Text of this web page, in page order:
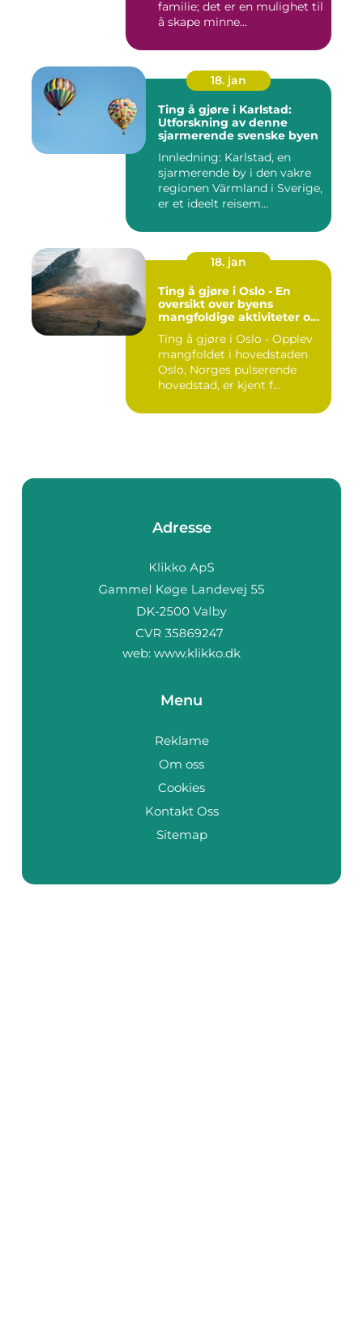
familie; det er en mulighet til
å skape minne...
18. jan
Ting å gjøre i Karlstad:
Utforskning av denne
sjarmerende svenske byen
Innledning: Karlstad, en
sjarmerende by i den vakre
regionen Värmland i Sverige,
er et ideelt reisem...
18. jan
Ting å gjøre i Oslo - En
oversikt over byens
mangfoldige aktiviteter og
Ting å gjøre i Oslo - Opplev
mangfoldet i hovedstaden
Oslo, Norges pulserende
hovedstad, er kjent f...
Adresse
web: www.klikko.dk
Menu
Reklame
Om oss
Cookies
Kontakt Oss
Sitemap